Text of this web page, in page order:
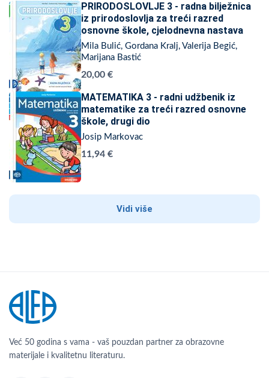
PRIRODOSLOVLJE 3 - radna bilježnica
iz prirodoslovlja za treći razred
osnovne škole, cjelodnevna nastava
Mila Bulić, Gordana Kralj, Valerija Begić,
Marijana Bastić
20,00 €
MATEMATIKA 3 - radni udžbenik iz
matematike za treći razred osnovne
škole, drugi dio
Josip Markovac
11,94 €
Vidi više
Već 50 godina s vama - vaš pouzdan partner za obrazovne
materijale i kvalitetnu literaturu.